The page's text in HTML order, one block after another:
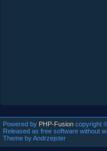
Powered by PHP-Fusion copyright
Released as free software without
Theme by Andrzejster